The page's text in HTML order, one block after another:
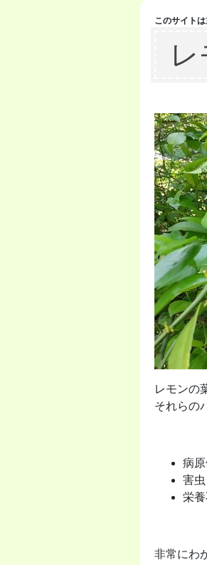
このサイト
レモンの
それらの
病
害虫
栄
非常にわ